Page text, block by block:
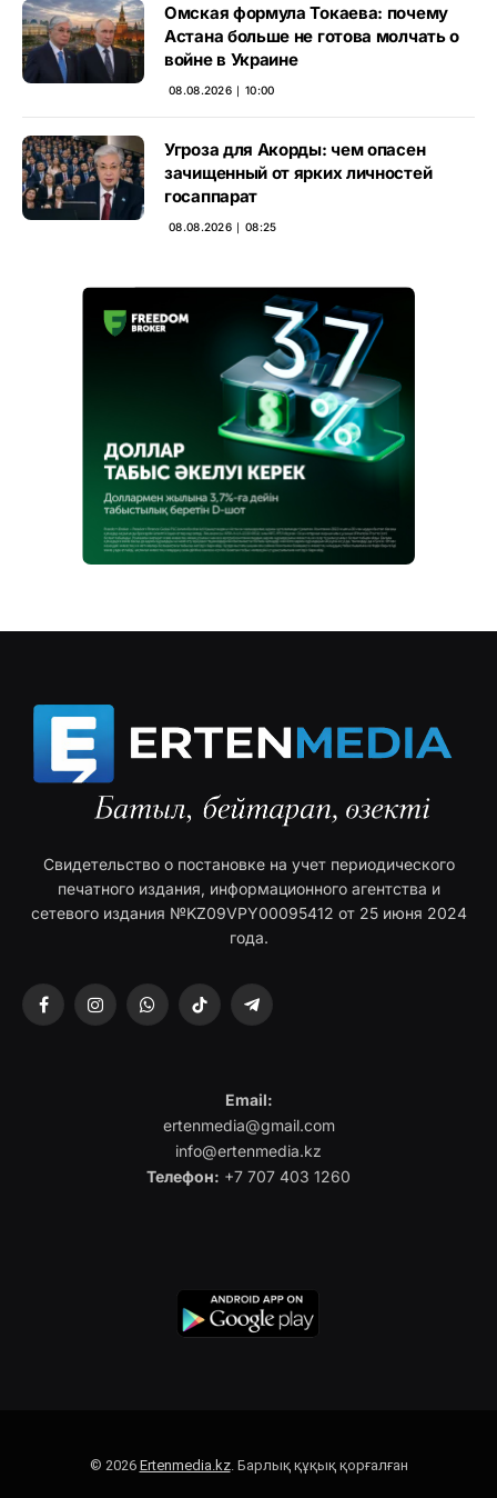
Омская формула Токаева: почему
Астана больше не готова молчать о
войне в Украине
08.08.2026 ∣ 10:00
Угроза для Акорды: чем опасен
зачищенный от ярких личностей
госаппарат
08.08.2026 ∣ 08:25
Свидетельство о постановке на учет периодического
печатного издания, информационного агентства и
сетевого издания №KZ09VPY00095412 от 25 июня 2024
года.
FacebookInstagramWhatsAppTikTok Telegram
Email:
ertenmedia@gmail.com
info@ertenmedia.kz
Телефон: +7 707 403 1260
© 2026 Ertenmedia.kz. Барлық құқық қорғалған